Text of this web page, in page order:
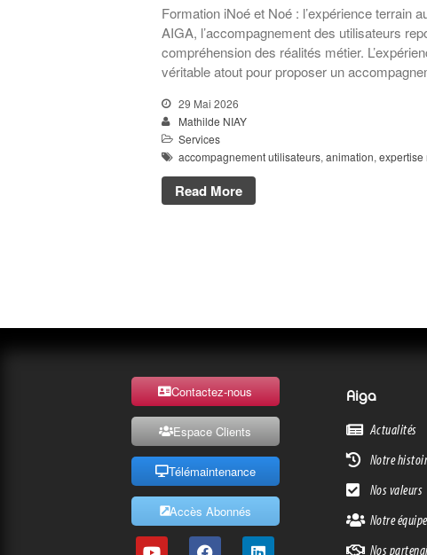
Formation iNoé et Noé : l’expérience terrain
AIGA, l’accompagnement des utilisateurs
compréhension des réalités métier.
véritable atout pour proposer un
29 Mai 2026
Mathilde NIAY
Services
accompagnement utilisateurs, animation, expertise
Read More
Contactez-nous
Espace Clients
Télémaintenance
Accès Abonnés
Aiga
Actualités
Notre
Nos valeurs
Notre équipe
Nos